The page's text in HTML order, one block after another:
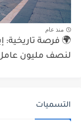
منذ عام
🌍 فرصة تاريخية:
لنصف مليون عامل
التسميات